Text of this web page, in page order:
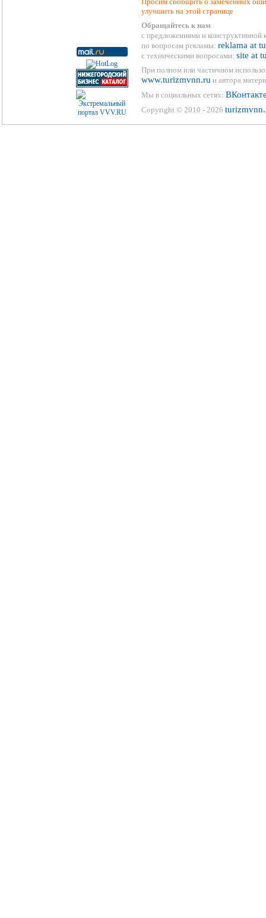
улучшить на этой странице
Обращайтесь к нам
с предложениями и конструктивной
по вопросам рекламы: reklama at
с техническими вопросами: site at
При полном или частичном
www.turizmvnn.ru и автора
Мы в социальных сетях:
Copyright © 2010 - 2026